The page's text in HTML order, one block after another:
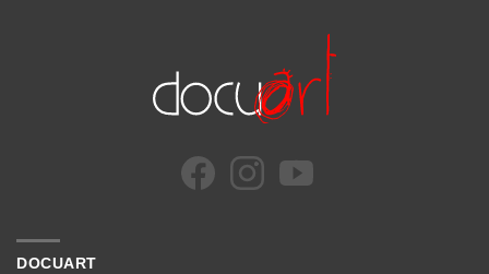
DOCUART